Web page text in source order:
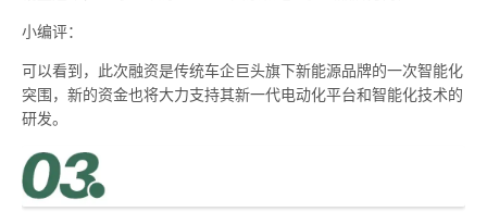
小编评：
可以看到，此次融资是传统车企巨头旗下新能源品牌的一次智能化
突围，新的资金也将大力支持其新一代电动化平台和智能化技术的
研发。